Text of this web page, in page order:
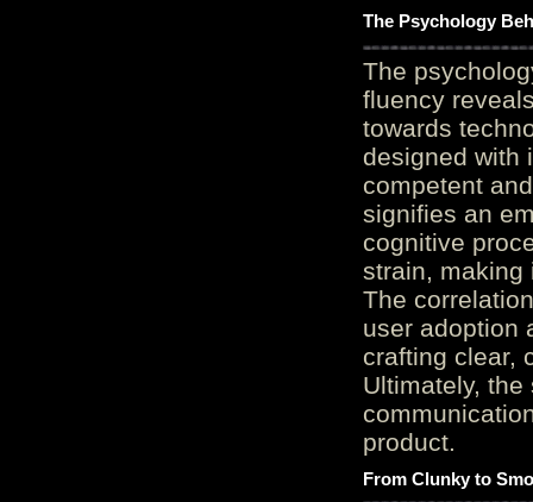
The Psychology
The
fluency
towards
designed with
competent
signifies an
cognitive
strain, making
The
user adoption
crafting clear,
Ultimately,
product.
From Clunky to